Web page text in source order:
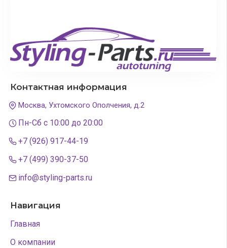
Контактная информация
Москва, Ухтомского Ополчения, д.2
Пн-Сб с 10:00 до 20:00
+7 (926) 917-44-19
+7 (499) 390-37-50
info@styling-parts.ru
Навигация
Главная
О компании